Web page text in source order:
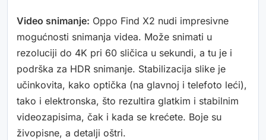
Video snimanje: Oppo Find X2 nudi impresivne
mogućnosti snimanja videa. Može snimati u
rezoluciji do 4K pri 60 sličica u sekundi, a tu je i
podrška za HDR snimanje. Stabilizacija slike je
učinkovita, kako optička (na glavnoj i telefoto leći),
tako i elektronska, što rezultira glatkim i stabilnim
videozapisima, čak i kada se krećete. Boje su
živopisne, a detalji oštri.